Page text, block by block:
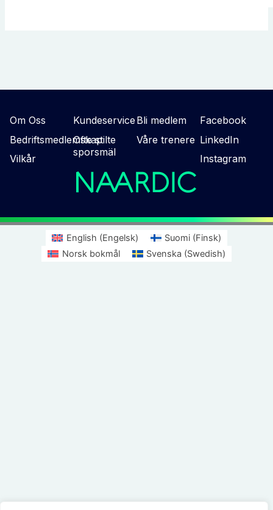
Om Oss
Bedriftsmedlemskap
Vilkår
Kundeservice
Ofte stilte
sporsmäl
Bli medlem
Våre trenere
Facebook
LinkedIn
Instagram
English (Engelsk) Suomi (Finsk)
Norsk bokmål
Svenska (Swedish)